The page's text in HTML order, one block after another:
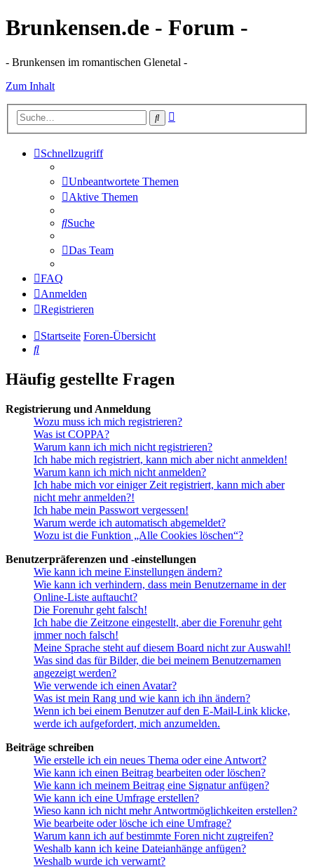
Brunkensen.de - Forum -
- Brunkensen im romantischen Glenetal -
Zum Inhalt
Suche
Schnellzugriff
Unbeantwortete Themen
Aktive Themen
Suche
Das Team
FAQ
Anmelden
Registrieren
Startseite Foren-Übersicht
Suche
Häufig gestellte Fragen
Registrierung und Anmeldung
Wozu muss ich mich registrieren?
Was ist COPPA?
Warum kann ich mich nicht registrieren?
Ich habe mich registriert, kann mich aber nicht anmelden!
Warum kann ich mich nicht anmelden?
Ich habe mich vor einiger Zeit registriert, kann mich aber
nicht mehr anmelden?!
Ich habe mein Passwort vergessen!
Warum werde ich automatisch abgemeldet?
Wozu ist die Funktion „Alle Cookies löschen“?
Benutzerpräferenzen und -einstellungen
Wie kann ich meine Einstellungen ändern?
Wie kann ich verhindern, dass mein Benutzername in der
Online-Liste auftaucht?
Die Forenuhr geht falsch!
Ich habe die Zeitzone eingestellt, aber die Forenuhr geht
immer noch falsch!
Meine Sprache steht auf diesem Board nicht zur Auswahl!
Was sind das für Bilder, die bei meinem Benutzernamen
angezeigt werden?
Wie verwende ich einen Avatar?
Was ist mein Rang und wie kann ich ihn ändern?
Wenn ich bei einem Benutzer auf den E-Mail-Link klicke,
werde ich aufgefordert, mich anzumelden.
Beiträge schreiben
Wie erstelle ich ein neues Thema oder eine Antwort?
Wie kann ich einen Beitrag bearbeiten oder löschen?
Wie kann ich meinem Beitrag eine Signatur anfügen?
Wie kann ich eine Umfrage erstellen?
Wieso kann ich nicht mehr Antwortmöglichkeiten erstellen?
Wie bearbeite oder lösche ich eine Umfrage?
Warum kann ich auf bestimmte Foren nicht zugreifen?
Weshalb kann ich keine Dateianhänge anfügen?
Weshalb wurde ich verwarnt?